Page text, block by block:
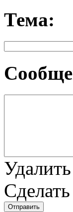
Тема:
Удалить
Отправить